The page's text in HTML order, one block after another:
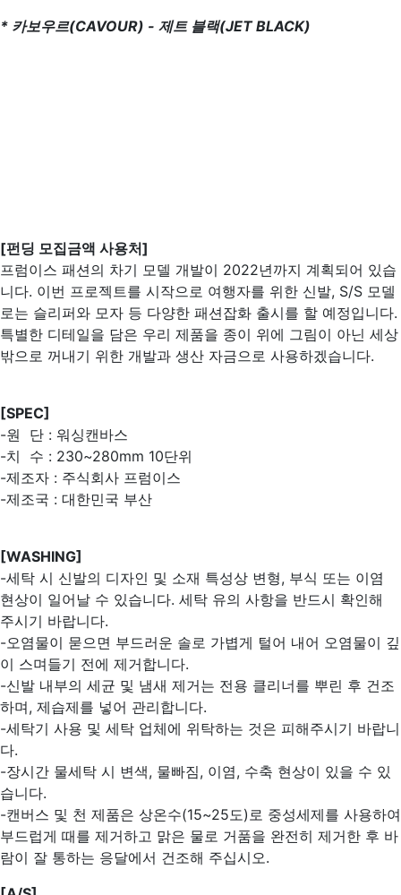
* 카보우르(CAVOUR) - 제트 블랙(JET BLACK)
[펀딩 모집금액 사용처]
프럼이스 패션의 차기 모델 개발이 2022년까지 계획되어 있습
니다. 이번 프로젝트를 시작으로 여행자를 위한 신발, S/S 모델
로는 슬리퍼와 모자 등 다양한 패션잡화 출시를 할 예정입니다.
특별한 디테일을 담은 우리 제품을 종이 위에 그림이 아닌 세상
밖으로 꺼내기 위한 개발과 생산 자금으로 사용하겠습니다.
[SPEC]
-원 단 : 워싱캔바스
-치 수 : 230~280mm 10단위
-제조자 : 주식회사 프럼이스
-제조국 : 대한민국 부산
[WASHING]
-세탁 시 신발의 디자인 및 소재 특성상 변형, 부식 또는 이염
현상이 일어날 수 있습니다. 세탁 유의 사항을 반드시 확인해
주시기 바랍니다.
-오염물이 묻으면 부드러운 솔로 가볍게 털어 내어 오염물이 깊
이 스며들기 전에 제거합니다.
-신발 내부의 세균 및 냄새 제거는 전용 클리너를 뿌린 후 건조
하며, 제습제를 넣어 관리합니다.
-세탁기 사용 및 세탁 업체에 위탁하는 것은 피해주시기 바랍니
다.
-장시간 물세탁 시 변색, 물빠짐, 이염, 수축 현상이 있을 수 있
습니다.
-캔버스 및 천 제품은 상온수(15~25도)로 중성세제를 사용하여
부드럽게 때를 제거하고 맑은 물로 거품을 완전히 제거한 후 바
람이 잘 통하는 응달에서 건조해 주십시오.